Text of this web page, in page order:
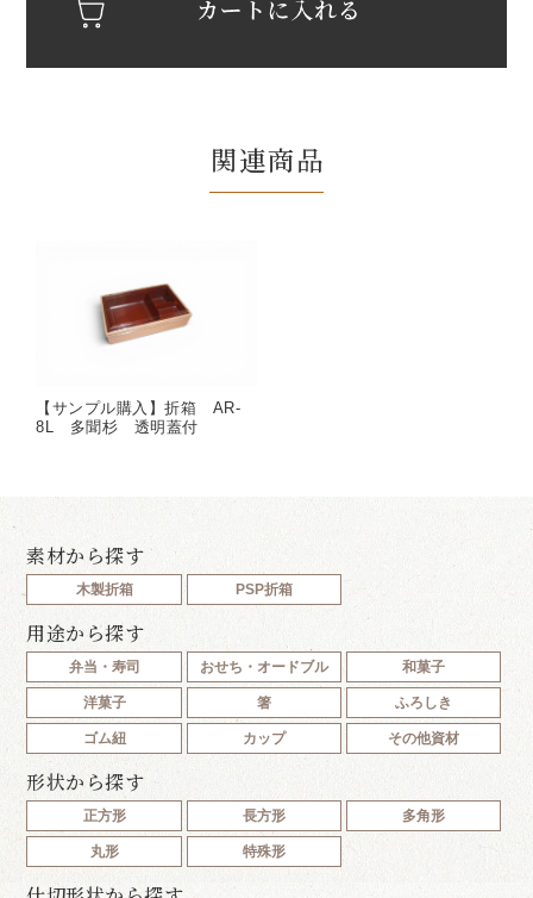
関連商品
【サンプル購入】折箱 AR-
8L 多聞杉 透明蓋付
素材から探す
木製折箱 PSP折箱
用途から探す
弁当・寿司 おせち・オードブル 和菓子
洋菓子 箸 ふろしき
ゴム紐 カップ その他資材
形状から探す
正方形 長方形 多角形
丸形 特殊形